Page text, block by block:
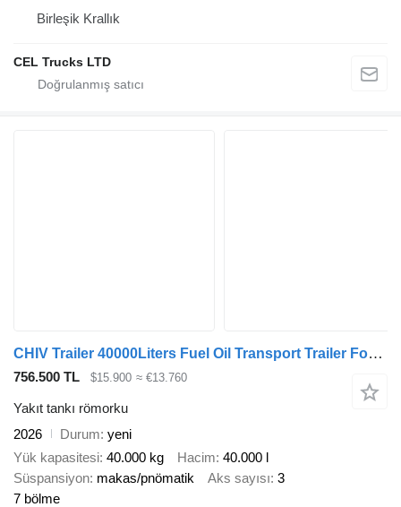
Birleşik Krallık
CEL Trucks LTD
CHIV Trailer 40000Liters Fuel Oil Transport Trailer For Sale in Ghana
756.500 TL $15.900 ≈ €13.760
Yakıt tankı römorku
2026
Durum yeni
Yük kapasitesi 40.000 kg Hacim 40.000 l
Süspansiyon makas/pnömatik Aks sayısı 3
7 bölme